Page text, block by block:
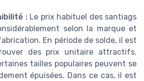
:Le prix habituel des santiags
selon la marque et
En période de solde, il est
des prix unitaire attractifs.
tailles populaires peuvent se
épuisées. Dans ce cas, il est